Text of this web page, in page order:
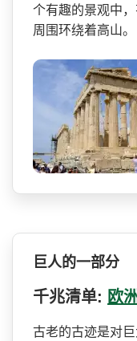
个有趣的景观中
周围环绕着高山。
巨人的一部分
千兆清单: 欧
古老的古迹是对